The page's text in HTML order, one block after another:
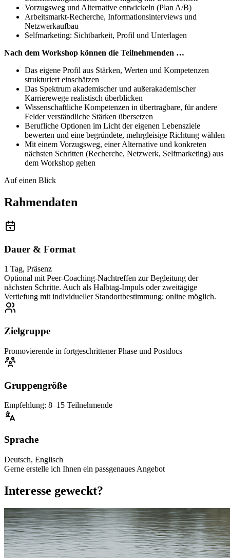
Vorzugsweg und Alternative entwickeln (Plan A/B)
Arbeitsmarkt-Recherche, Informationsinterviews und
Netzwerkaufbau
Selfmarketing: Sichtbarkeit, Profil und Unterlagen
Nach dem Workshop können die Teilnehmenden …
Das eigene Profil aus Stärken, Werten und Kompetenzen
strukturiert einschätzen
Das Spektrum akademischer und außerakademischer
Karrierewege realistisch überblicken
Wissenschaftliche Kompetenzen in übertragbare, für andere
Felder verständliche Stärken übersetzen
Berufliche Optionen im Licht der eigenen Lebensziele
bewerten und eine begründete, mehrgleisige Richtung wählen
Mit einem Vorzugsweg, einer Alternative und konkreten
nächsten Schritten (Recherche, Netzwerk, Selfmarketing) aus
dem Workshop gehen
Auf einen Blick
Rahmendaten
Dauer & Format
1 Tag, Präsenz
Optional mit Peer-Coaching-Nachtreffen zur Begleitung der
nächsten Schritte. Auch als Halbtag-Impuls oder zweitägige
Vertiefung mit individueller Standortbestimmung; online möglich.
Zielgruppe
Promovierende in fortgeschrittener Phase und Postdocs
Gruppengröße
Empfehlung: 8–15 Teilnehmende
Sprache
Deutsch, Englisch
Gerne erstelle ich Ihnen ein passgenaues Angebot
Interesse geweckt?